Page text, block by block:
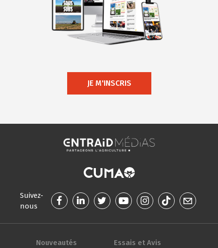
JE M'INSCRIS
Suivez-
nous
Nouveautés Essais et Avis